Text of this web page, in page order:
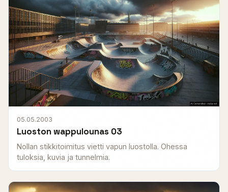
05.05.2003
Luoston wappulounas 03
Nollan stikkitoimitus vietti vapun luostolla. Ohessa
tuloksia, kuvia ja tunnelmia.